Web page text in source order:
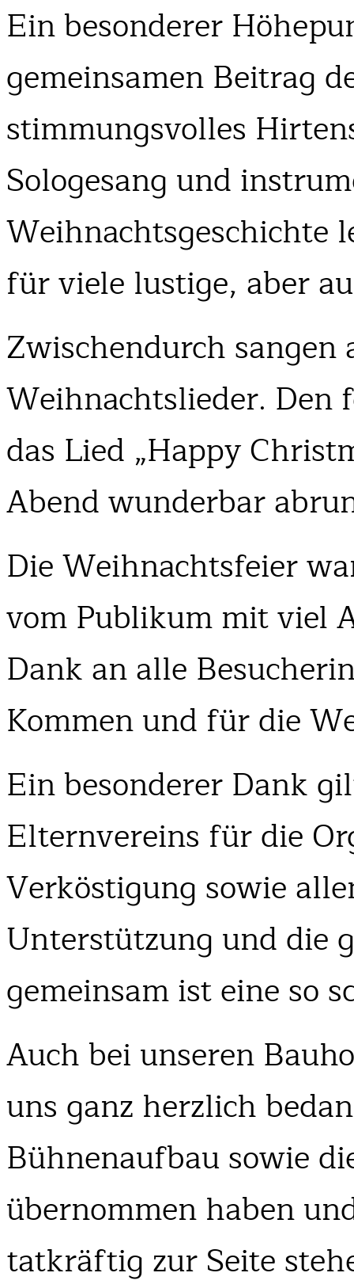
Ein besonderer
gemeinsamen Beitrag
stimmungsvolles
Sologesang und
Weihnachtsgeschichte
für viele lustige, aber
Zwischendurch sangen
Weihnachtslieder. Den
das Lied „Happy
Abend wunderbar
Die Weihnachtsfeier
vom Publikum mit viel
Dank an alle
Kommen und für die
Ein besonderer Dank
Elternvereins für die
Verköstigung sowie
Unterstützung und die
gemeinsam ist eine so
Auch bei unseren
uns ganz herzlich
Bühnenaufbau sowie
übernommen haben
tatkräftig zur Seite